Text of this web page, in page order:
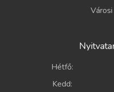
Hétfő:
Kedd: